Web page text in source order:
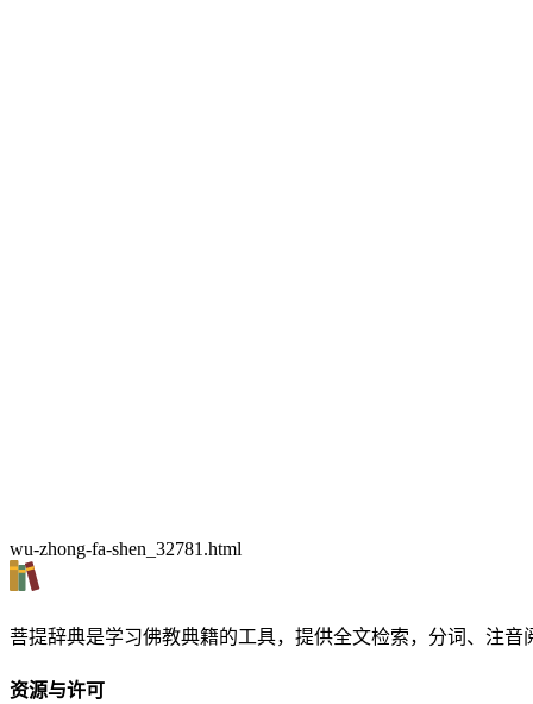
wu-zhong-fa-shen_32781.html
菩提辞典是学习佛教典籍的工具，提供全文检索，分词、注音
资源与许可